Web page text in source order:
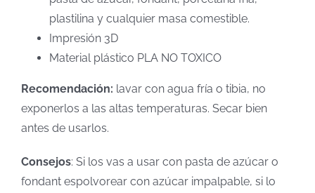
plastilina y cualquier masa comestible.
Impresión 3D
Material plástico PLA NO TOXICO
Recomendación: lavar con agua fría o tibia, no
exponerlos a las altas temperaturas. Secar bien
antes de usarlos.
Consejos: Si los vas a usar con pasta de azúcar o
fondant espolvorear con azúcar impalpable, si lo